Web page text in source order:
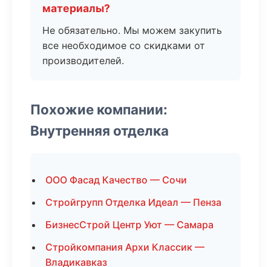
материалы?
Не обязательно. Мы можем закупить
все необходимое со скидками от
производителей.
Похожие компании:
Внутренняя отделка
ООО Фасад Качество — Сочи
Стройгрупп Отделка Идеал — Пенза
БизнесСтрой Центр Уют — Самара
Стройкомпания Архи Классик —
Владикавказ